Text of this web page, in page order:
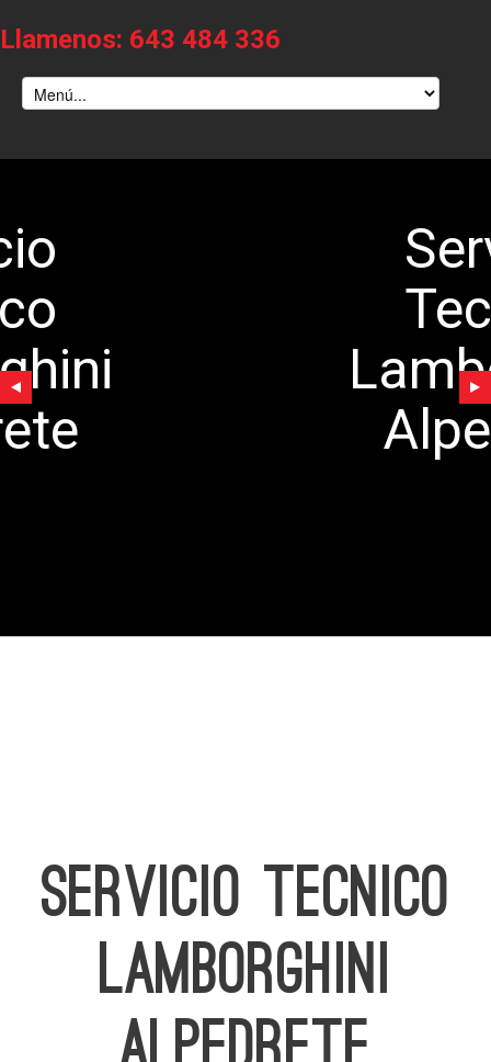
Llamenos: 643 484 336
Servicio
Tecnico
Alpedrete
SERVICIO TECNICO
LAMBORGHINI
ALPEDRETE